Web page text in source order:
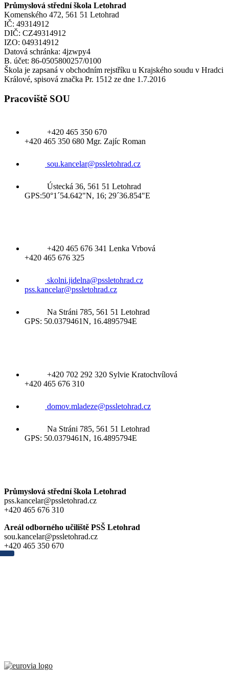
Průmyslová střední škola Letohrad
Komenského 472, 561 51 Letohrad
IČ: 49314912
DIČ: CZ49314912
IZO: 049314912
Datová schránka: 4jzwpy4
B. účet: 86-0505800257/0100
Škola je zapsaná v obchodním rejstříku u Krajského soudu v Hradci
Králové, spisová značka Pr. 1512 ze dne 1.7.2016
Pracoviště SOU
+420 465 350 670
+420 465 350 680 Mgr. Zajíc Roman
sou.kancelar@pssletohrad.cz
Ústecká 36, 561 51 Letohrad
GPS:50°1´54.642"N, 16; 29´36.854"E
+420 465 676 341 Lenka Vrbová
+420 465 676 325
skolni.jidelna@pssletohrad.cz
pss.kancelar@pssletohrad.cz
Na Stráni 785, 561 51 Letohrad
GPS: 50.0379461N, 16.4895794E
+420 702 292 320 Sylvie Kratochvílová
+420 465 676 310
domov.mladeze@pssletohrad.cz
Na Stráni 785, 561 51 Letohrad
GPS: 50.0379461N, 16.4895794E
Průmyslová střední škola Letohrad
pss.kancelar@pssletohrad.cz
+420 465 676 310
Areál odborného učiliště PSŠ Letohrad
sou.kancelar@pssletohrad.cz
+420 465 350 670